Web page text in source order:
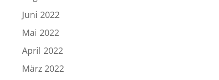
Juni 2022
Mai 2022
April 2022
März 2022